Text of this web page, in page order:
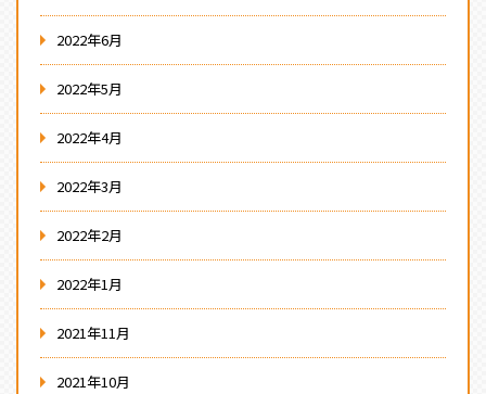
2022年6月
2022年5月
2022年4月
2022年3月
2022年2月
2022年1月
2021年11月
2021年10月